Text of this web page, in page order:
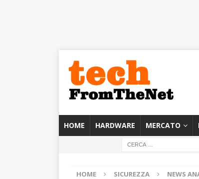
HOME HARDWARE MERCATO
HOME SICUREZZA NEWS